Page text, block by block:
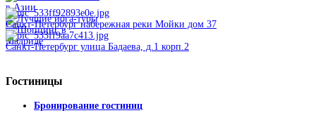
Санкт-Петербург набережная реки Мойки дом 37
Санкт-Петербург улица Бадаева, д.1 корп.2
Гостиницы
Бронирование гостиниц